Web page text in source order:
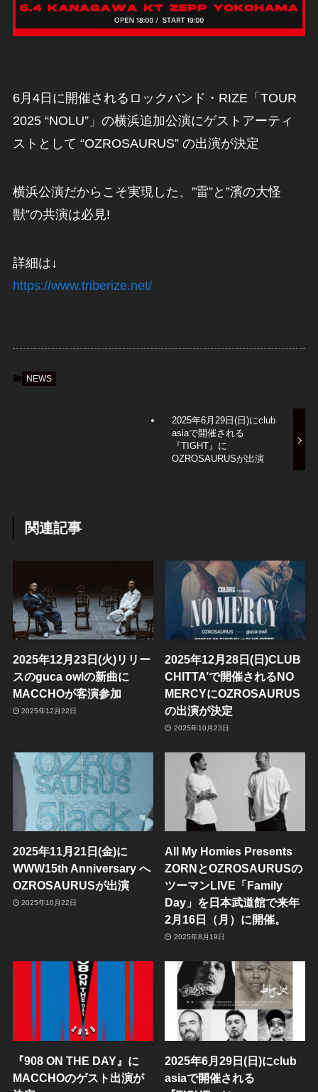
6月4日に開催されるロックバンド・RIZE「TOUR
2025 “NOLU”」​の横浜追加公演にゲストアーティ
ストとして “OZROSAURUS​” の出演が決定​
横浜公演だからこそ実現した、”雷”と”濱の大怪
獣”の共演は必見​!
詳細は↓
https://www.triberize.net/
NEWS
2025年6月29日(日)にclub
asiaで開催される
『TIGHT』に
OZROSAURUSが出演
関連記事
2025年12月23日(火)リリー
スのguca owlの新曲に
MACCHOが客演参加
2025年12月22日
2025年12月28日(日)CLUB
CHITTA’で開催されるNO
MERCYにOZROSAURUS
の出演が決定
2025年10月23日
2025年11月21日(金)に
WWW15th Anniversary へ
OZROSAURUSが出演
2025年10月22日
All My Homies Presents
ZORNとOZROSAURUSの
ツーマンLIVE「Family
Day」を日本武道館で来年
2月16日（月）に開催。
2025年8月19日
『908 ON THE DAY』に
MACCHOのゲスト出演が
2025年6月29日(日)にclub
asiaで開催される